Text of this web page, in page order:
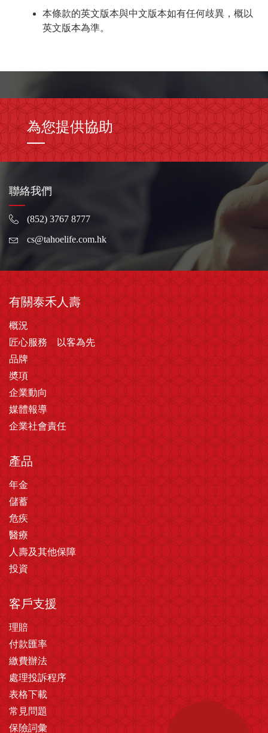
本條款的英文版本與中文版本如有任何歧異，概以
英文版本為準。
為您提供協助
聯絡我們
(852) 3767 8777
cs@tahoelife.com.hk
有關泰禾人壽
概況
匠心服務 以客為先
品牌
奬項
企業動向
媒體報導
企業社會責任
產品
年金
儲蓄
危疾
醫療
人壽及其他保障
投資
客戶支援
理賠
付款匯率
繳費辦法
處理投訴程序
表格下載
常見問題
保險詞彙